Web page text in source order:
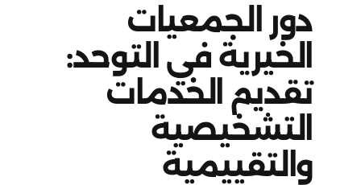
دور الجمعيات
الخيرية في التوحد:
تقديم الخدمات
التشخيصية
والتقييمية